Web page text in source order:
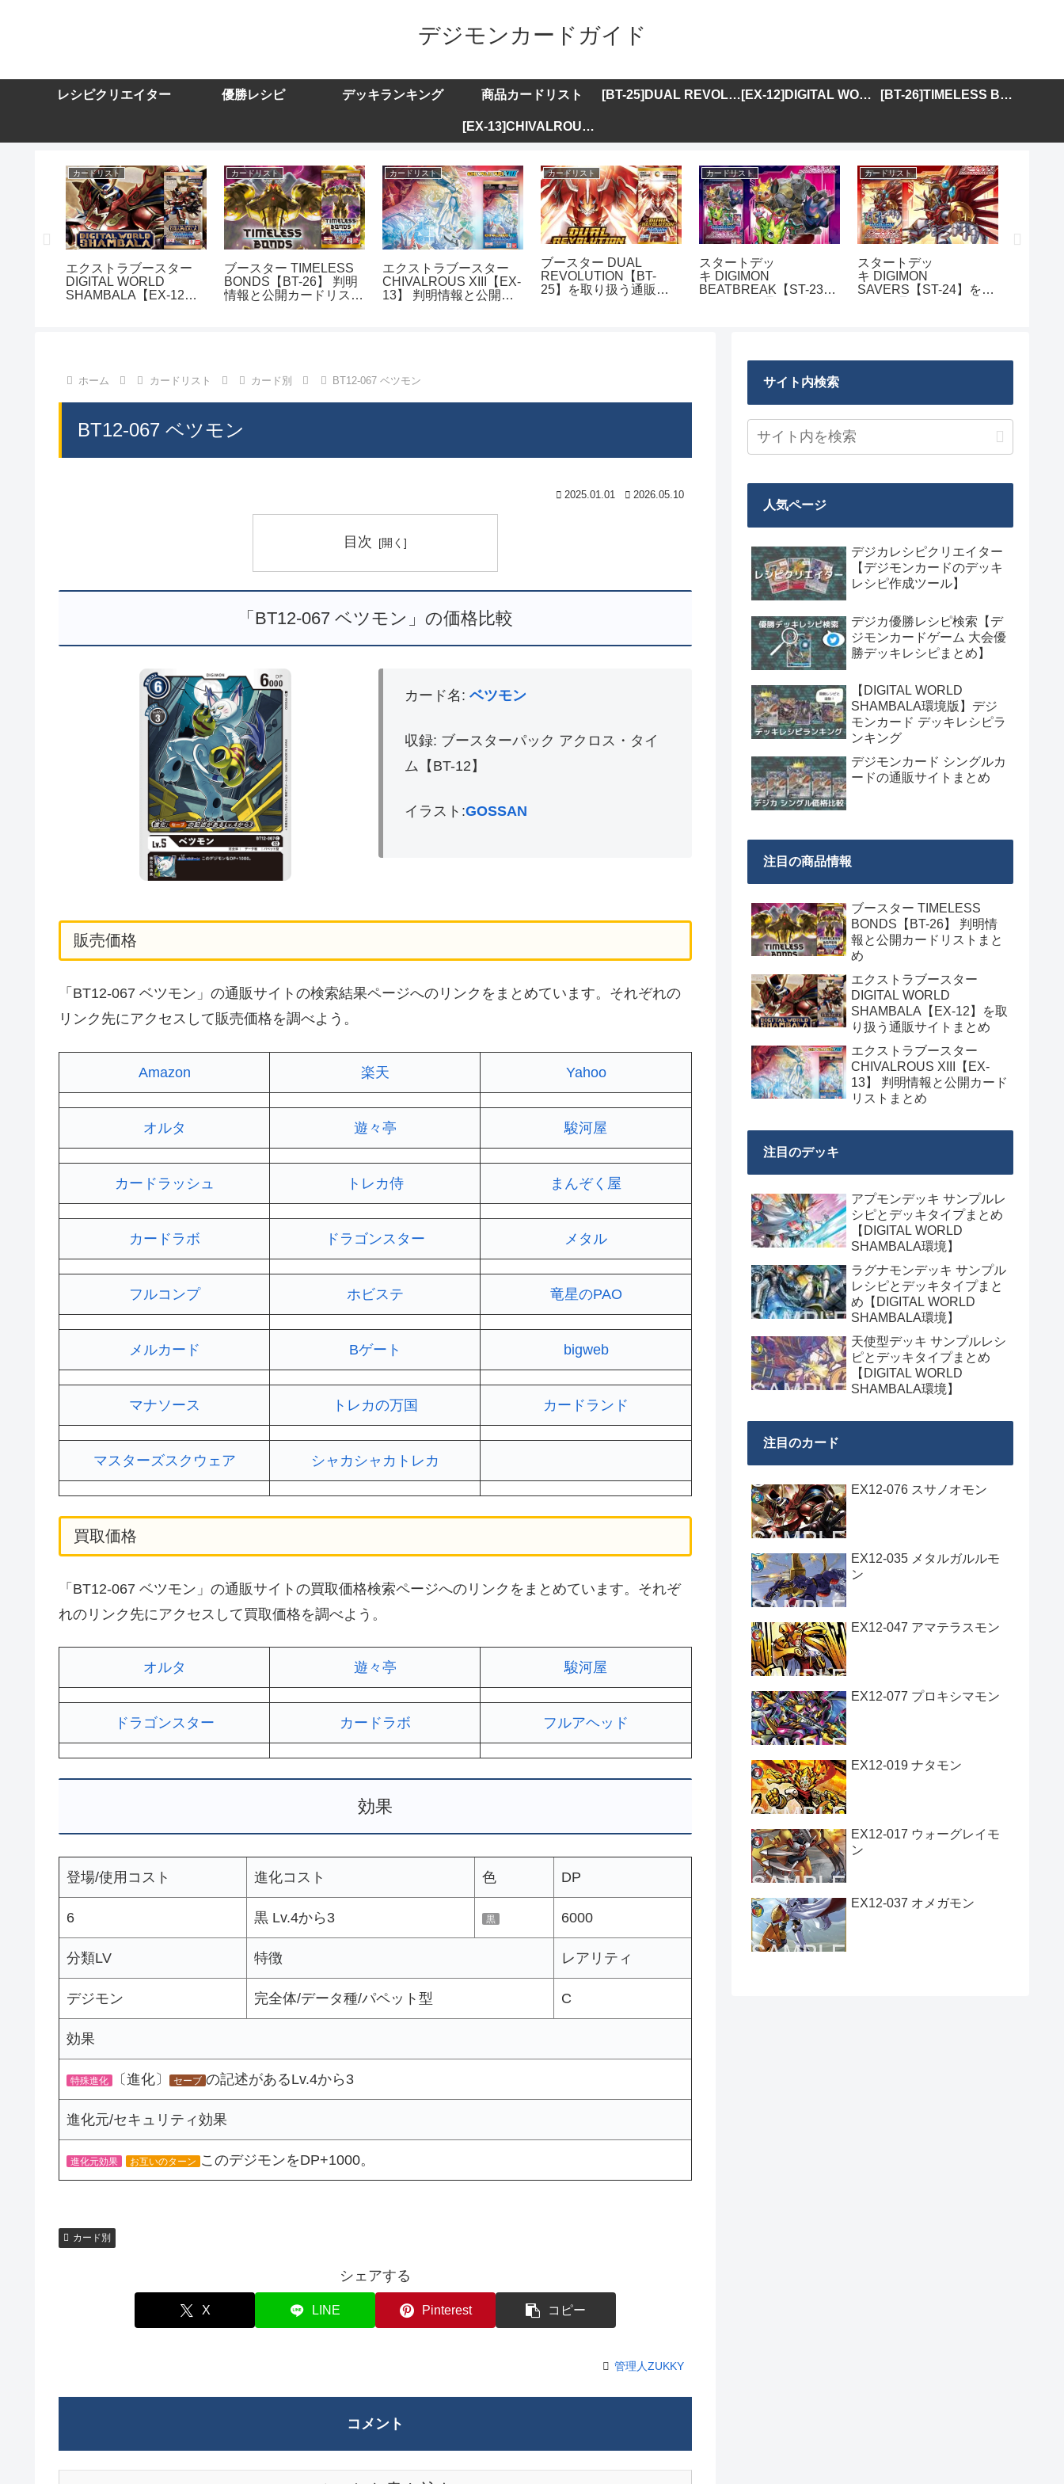
デジモンカードガイド
レシピクリエイター 優勝レシピ デッキランキング 商品カードリスト [BT-25]DUAL REVOLUTION [EX-12]DIGITAL WORLD SHAMBALA [BT-26]TIMELESS BONDS
[EX-13]CHIVALROUS XIII
カードリスト
エクストラブースター
DIGITAL WORLD
SHAMBALA【EX-12】
カードリスト
ブースター TIMELESS
BONDS【BT-26】 判明
情報と公開カードリスト
カードリスト
エクストラブースター
CHIVALROUS XIII【EX-
13】 判明情報と公開カ
カードリスト
ブースター DUAL
REVOLUTION【BT-
25】を取り扱う通販サ
カードリスト
スタートデッ
キ DIGIMON
BEATBREAK【ST-23】
カードリスト
スタートデッ
キ DIGIMON
SAVERS【ST-24】を取
ホーム カードリスト カード別 BT12-067 ベツモン
BT12-067 ベツモン
2025.01.01 2026.05.10
目次
「BT12-067 ベツモン」の価格比較
カード名: ベツモン
収録: ブースターパック アクロス・タイ
ム【BT-12】
イラスト:GOSSAN
販売価格
「BT12-067 ベツモン」の通販サイトの検索結果ページへのリンクをまとめています。それぞれの
リンク先にアクセスして販売価格を調べよう。
Amazon 楽天 Yahoo
オルタ 遊々亭 駿河屋
カードラッシュ トレカ侍 まんぞく屋
カードラボ ドラゴンスター メタル
フルコンプ ホビステ 竜星のPAO
メルカード Bゲート bigweb
マナソース トレカの万国 カードランド
マスターズスクウェア シャカシャカトレカ
買取価格
「BT12-067 ベツモン」の通販サイトの買取価格検索ページへのリンクをまとめています。それぞ
れのリンク先にアクセスして買取価格を調べよう。
オルタ 遊々亭 駿河屋
ドラゴンスター カードラボ フルアヘッド
効果
登場/使用コスト 進化コスト 色 DP
6 黒 Lv.4から3 黒 6000
分類LV 特徴 レアリティ
デジモン 完全体/データ種/パペット型 C
効果
特殊進化 〔進化〕 セーブ の記述があるLv.4から3
進化元/セキュリティ効果
進化元効果 お互いのターン このデジモンをDP+1000。
カード別
シェアする
X LINE Pinterest コピー
管理人ZUKKY
コメント
サイト内検索
人気ページ
デジカレシピクリエイター
【デジモンカードのデッキ
レシピ作成ツール】
デジカ優勝レシピ検索【デ
ジモンカードゲーム 大会優
勝デッキレシピまとめ】
【DIGITAL WORLD
SHAMBALA環境版】デジ
モンカード デッキレシピラ
ンキング
デジモンカード シングルカ
ードの通販サイトまとめ
注目の商品情報
ブースター TIMELESS
BONDS【BT-26】 判明情
報と公開カードリストまと
め
エクストラブースター
DIGITAL WORLD
SHAMBALA【EX-12】を取
り扱う通販サイトまとめ
エクストラブースター
CHIVALROUS XIII【EX-
13】 判明情報と公開カード
リストまとめ
注目のデッキ
アプモンデッキ サンプルレ
シピとデッキタイプまとめ
【DIGITAL WORLD
SHAMBALA環境】
ラグナモンデッキ サンプル
レシピとデッキタイプまと
め【DIGITAL WORLD
SHAMBALA環境】
天使型デッキ サンプルレシ
ピとデッキタイプまとめ
【DIGITAL WORLD
SHAMBALA環境】
注目のカード
EX12-076 スサノオモン
EX12-035 メタルガルルモ
ン
EX12-047 アマテラスモン
EX12-077 プロキシマモン
EX12-019 ナタモン
EX12-017 ウォーグレイモ
ン
EX12-037 オメガモン